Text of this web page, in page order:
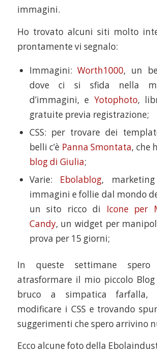
immagini.
Ho trovato alcuni siti molto
prontamente vi segnalo:
Immagini:Worth1000, un
dove ci si sfida nella
d’immagini, eYotophoto,
gratuite previa registrazione;
CSS: per trovare dei
belli c’è Panna Smontata, che
blog di Giulia;
Varie: Ebolablog,
immagini e follie dal mondo
un sito ricco di Icone per
Candy, un widget per
prova per 15 giorni;
In queste settimane
atrasformare il mio piccolo
bruco a simpatica farfalla,
modificare i CSS e trovando
suggerimenti che spero arrivino
Ecco alcune foto della